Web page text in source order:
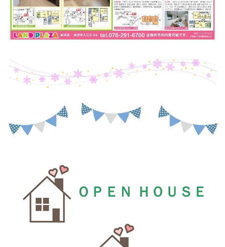
ＯＰＥＮ ＨＯＵＳＥ